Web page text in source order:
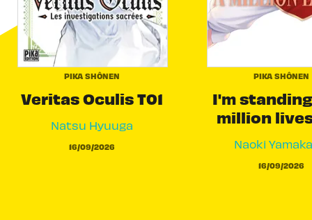
PIKA SHÔNEN
Veritas Oculis T01
Natsu Hyuuga
16/09/2026
PIKA SHÔNEN
I'm
million
Naoki
16/09/2026